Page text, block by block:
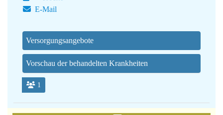
E-Mail
Versorgungsangebote
Vorschau der behandelten Krankheiten
1